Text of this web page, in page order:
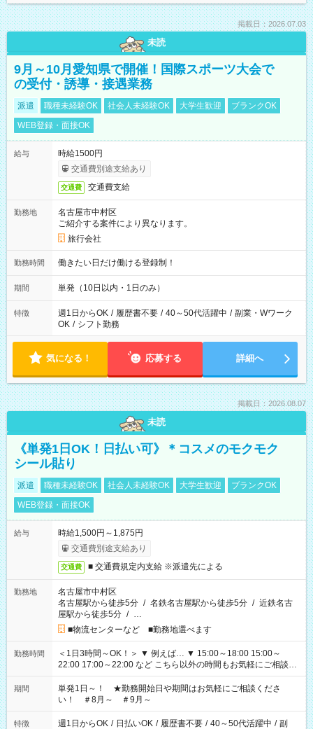
掲載日：2026.07.03
未読
9月～10月愛知県で開催！国際スポーツ大会で
の受付・誘導・接遇業務
派遣 職種未経験OK 社会人未経験OK 大学生歓迎
ブランクOK
WEB登録・面接OK
給与
時給1500円
交通費別途支給あり
交通費 交通費支給
勤務地
名古屋市中村区
ご紹介する案件により異なります。
旅行会社
勤務時間 働きたい日だけ働ける登録制！
期間 単発（10日以内・1日のみ）
特徴 週1日からOK / 履歴書不要 / 40～50代活躍中 / 副業・Wワーク
OK / シフト勤務
気になる！ 応募する 詳細へ
掲載日：2026.08.07
未読
《単発1日OK！日払い可》＊コスメのモクモク
シール貼り
派遣 職種未経験OK 社会人未経験OK 大学生歓迎
ブランクOK
WEB登録・面接OK
給与
時給1,500円～1,875円
交通費別途支給あり
交通費 ■ 交通費規定内支給 ※派遣先による
勤務地
名古屋市中村区
名古屋駅から徒歩5分 / 名鉄名古屋駅から徒歩5分 / 近鉄名古
屋駅から徒歩5分 / …
■物流センターなど ■勤務地選べます
勤務時間
＜1日3時間～OK！＞ ▼ 例えば… ▼ 15:00～18:00 15:00～
22:00 17:00～22:00 など こちら以外の時間もお気軽にご相談く
ださい！
期間
単発1日～！ ★勤務開始日や期間はお気軽にご相談くださ
い！ ＃8月～ ＃9月～
特徴 週1日からOK / 日払いOK / 履歴書不要 / 40～50代活躍中 / 副